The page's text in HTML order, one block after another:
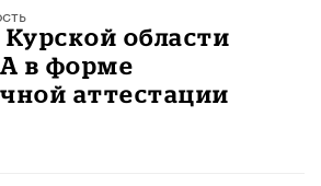
области
в форме
аттестации